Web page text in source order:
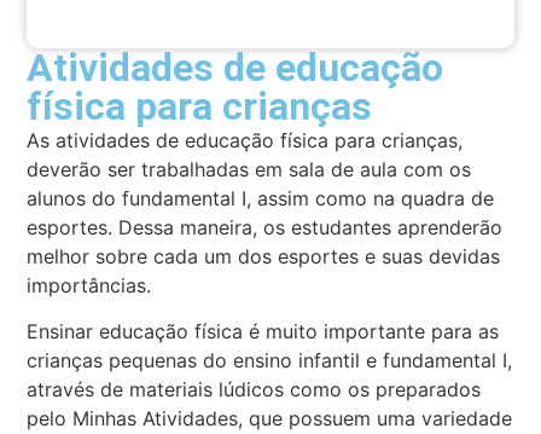
Atividades de educação
física para crianças
As atividades de educação física para crianças,
deverão ser trabalhadas em sala de aula com os
alunos do fundamental I, assim como na quadra de
esportes. Dessa maneira, os estudantes aprenderão
melhor sobre cada um dos esportes e suas devidas
importâncias.
Ensinar educação física é muito importante para as
crianças pequenas do ensino infantil e fundamental I,
através de materiais lúdicos como os preparados
pelo Minhas Atividades, que possuem uma variedade